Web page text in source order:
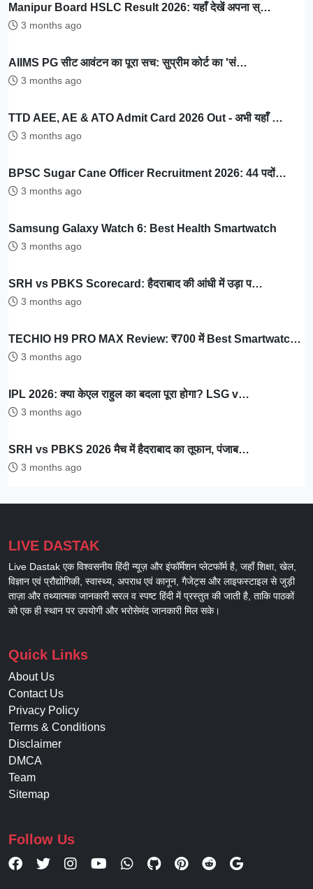
Manipur Board HSLC Result 2026: यहाँ देखें अपना स्…
3 months ago
AIIMS PG सीट आवंटन का पूरा सच: सुप्रीम कोर्ट का 'सं…
3 months ago
TTD AEE, AE & ATO Admit Card 2026 Out - अभी यहाँ …
3 months ago
BPSC Sugar Cane Officer Recruitment 2026: 44 पदों…
3 months ago
Samsung Galaxy Watch 6: Best Health Smartwatch
3 months ago
SRH vs PBKS Scorecard: हैदराबाद की आंधी में उड़ा प…
3 months ago
TECHIO H9 PRO MAX Review: ₹700 में Best Smartwatc…
3 months ago
IPL 2026: क्या केएल राहुल का बदला पूरा होगा? LSG v…
3 months ago
SRH vs PBKS 2026 मैच में हैदराबाद का तूफान, पंजाब…
3 months ago
LIVE DASTAK
Live Dastak एक विश्वसनीय हिंदी न्यूज़ और इंफॉर्मेशन प्लेटफॉर्म है, जहाँ शिक्षा, खेल,
विज्ञान एवं प्रौद्योगिकी, स्वास्थ्य, अपराध एवं कानून, गैजेट्स और लाइफस्टाइल से जुड़ी
ताज़ा और तथ्यात्मक जानकारी सरल व स्पष्ट हिंदी में प्रस्तुत की जाती है, ताकि पाठकों
को एक ही स्थान पर उपयोगी और भरोसेमंद जानकारी मिल सके।
Quick Links
About Us
Contact Us
Privacy Policy
Terms & Conditions
Disclaimer
DMCA
Team
Sitemap
Follow Us